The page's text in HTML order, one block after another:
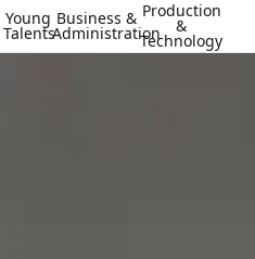
Young
Talents
Business &
Administration
Production
&
Technology